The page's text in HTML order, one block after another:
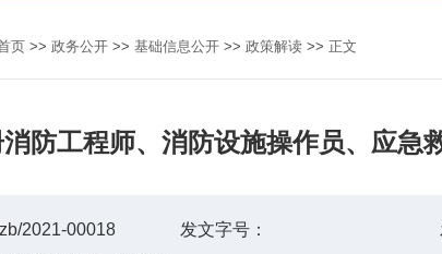
页 >>政务公开 >>基础信息公开 >>政策解读 >>正文
防工程师、消防设施操作员、应急
2021-00018 发文字号：